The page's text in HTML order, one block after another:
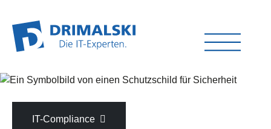
IT-Compliance